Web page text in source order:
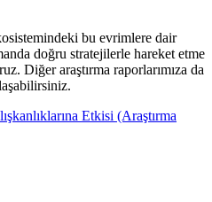
bu evrimlere dair
doğru stratejilerle hareket etme
Diğer araştırma raporlarımıza da
Etkisi (Araştırma